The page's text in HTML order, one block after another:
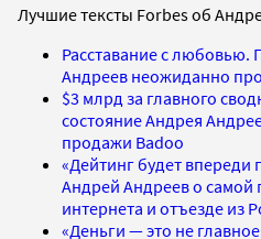
Лучшие тексты Forbes об
Расставание с любовью.
Андреев неожиданно
$3 млрд за главного
состояние Андрея
продажи Badoo
«Дейтинг будет
Андрей Андреев о
интернета и отъезде из
«Деньги — это не